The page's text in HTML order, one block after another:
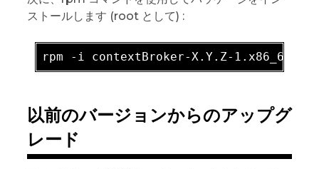
ストールします (root として) :
rpm - i contextBroker-X .Y.Z-1 .x86_64
以前のバージョンからのアップグ
レード